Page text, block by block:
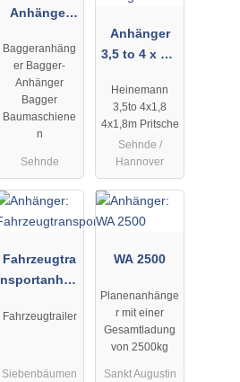
Anhänger
Rampen
Baggeranhäng
er Bagger-
Anhänger
Bagger
Baumaschiene
n
Sehnde
Anhänger
3,5 to 4 x 1,8
Leergewicht
770 kg
Heinemann
3,5to 4x1,8
4x1,8m Pritsche
Sehnde /
Hannover
Fahrzeugtra
nsportanhän
Fahrzeugtrailer
Siebenbäumen
WA 2500
Planenanhänge
r mit einer
Gesamtladung
von 2500kg
Sankt Augustin